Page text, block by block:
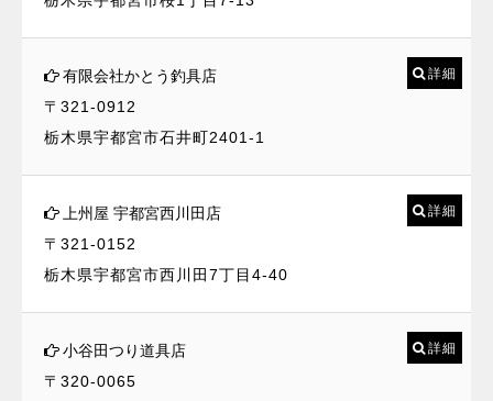
有限会社かとう釣具店
〒321-0912
栃木県宇都宮市石井町2401-1
詳細
上州屋 宇都宮西川田店
〒321-0152
栃木県宇都宮市西川田7丁目4-40
詳細
小谷田つり道具店
〒320-0065
詳細